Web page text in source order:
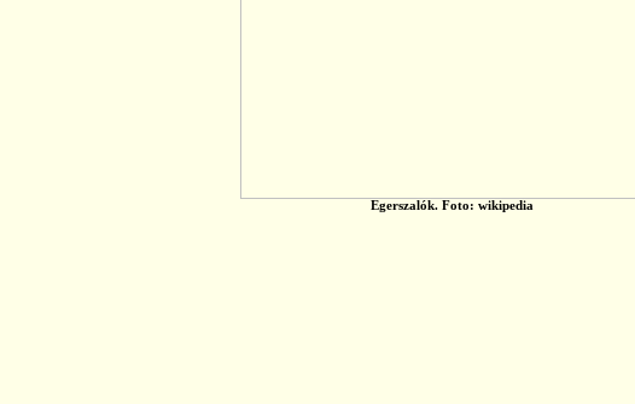
Egerszalók. Foto: wikipedia